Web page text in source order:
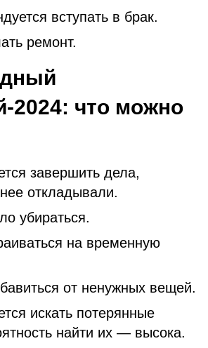
вступать в брак.
ремонт.
2024: что можно
завершить дела,
откладывали.
убираться.
на временную
от ненужных вещей.
искать потерянные
найти их — высока.